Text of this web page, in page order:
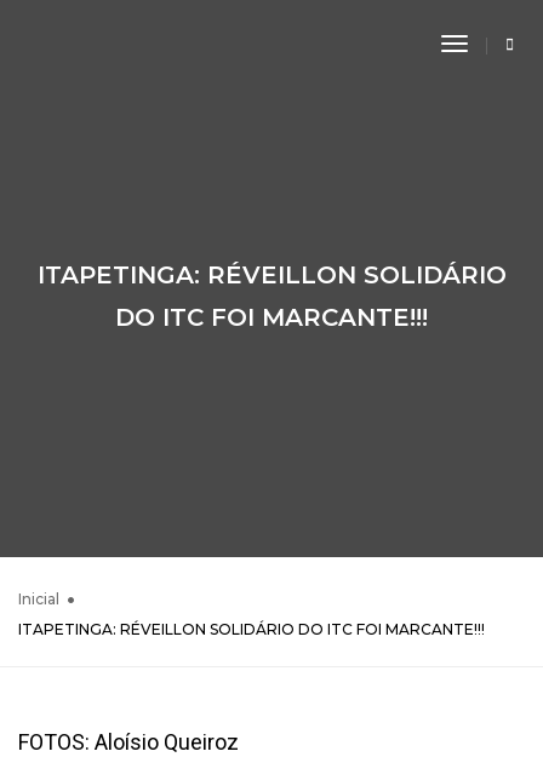
Toggle
ITAPETINGA: RÉVEILLON SOLIDÁRIO
DO ITC FOI MARCANTE!!!
Inicial
ITAPETINGA: RÉVEILLON SOLIDÁRIO DO ITC FOI MARCANTE!!!
FOTOS: Aloísio Queiroz